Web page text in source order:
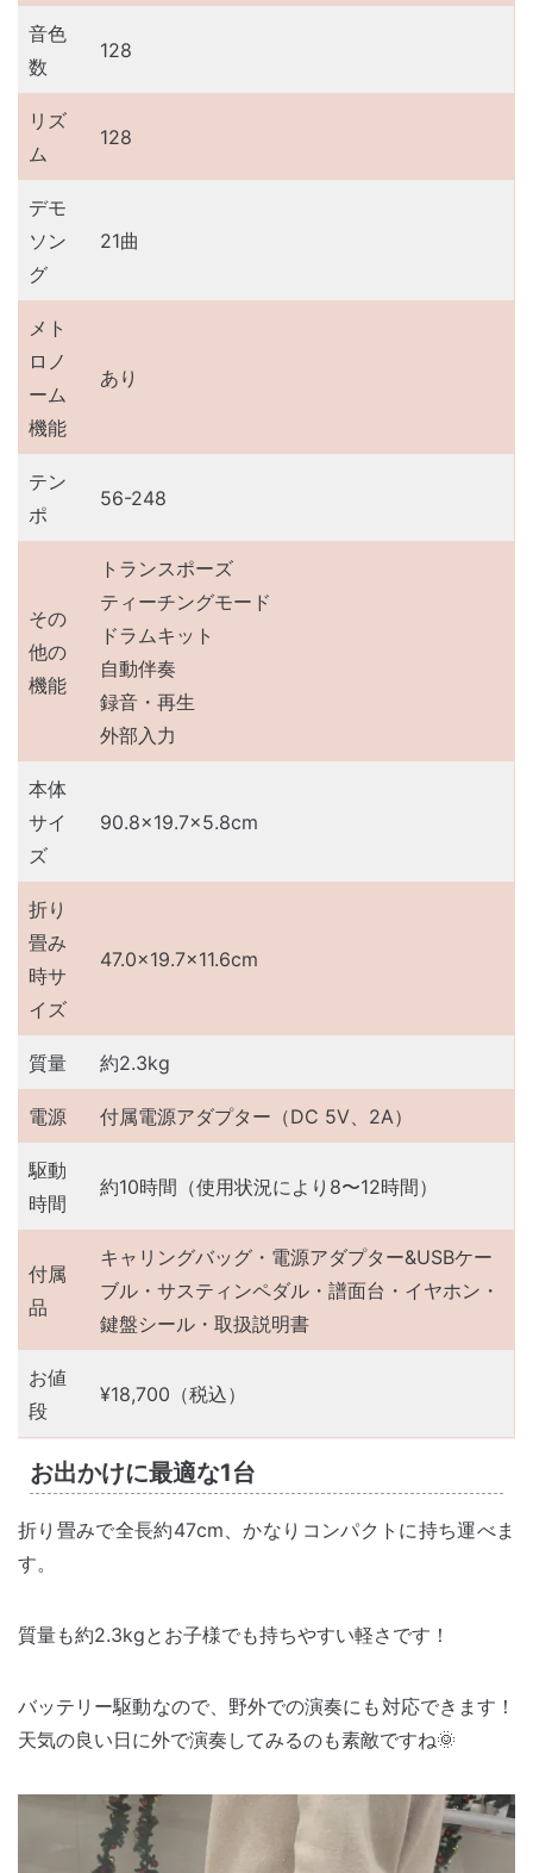
音色
数
128
リズ
ム
128
デモ
ソン
グ
21曲
メト
ロノ
ーム
機能
あり
テン
ポ
56-248
その
他の
機能
トランスポーズ
ティーチングモード
ドラムキット
自動伴奏
録音・再生
外部入力
本体
サイ
ズ
90.8×19.7×5.8cm
折り
畳み
時サ
イズ
47.0×19.7×11.6cm
質量 約2.3kg
電源 付属電源アダプター（DC 5V、2A）
駆動
時間
約10時間（使用状況により8〜12時間）
付属
品
キャリングバッグ・電源アダプター&USBケー
ブル・サスティンペダル・譜面台・イヤホン・
鍵盤シール・取扱説明書
お値
段
¥18,700（税込）
お出かけに最適な1台
折り畳みで全長約47cm、かなりコンパクトに持ち運べま
す。
質量も約2.3kgとお子様でも持ちやすい軽さです！
バッテリー駆動なので、野外での演奏にも対応できます！
天気の良い日に外で演奏してみるのも素敵ですね🌞